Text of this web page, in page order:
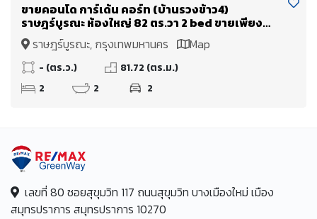
ขายคอนโด การ์เด้น คอร์ท (บ้านรวงข้าว4)
ราษฎร์บูรณะ ห้องใหญ่ 82 ตร.วา 2 bed ขายเพียง
2.49 Mb. ใกล้ทางด่วนพระราม 3 เข้าเมืองไม่เกิน 15
นาทีราษฎร์บูรณะ, กรุงเทพมหานคร Map
- (ตร.ว.)
81.72 (ตร.ม.)
2
2 2
เลขที่ 80 ซอยสุขุมวิท 117 ถนนสุขุมวิท บางเมืองใหม่ เมือง
สมุทรปราการ สมุทรปราการ 10270